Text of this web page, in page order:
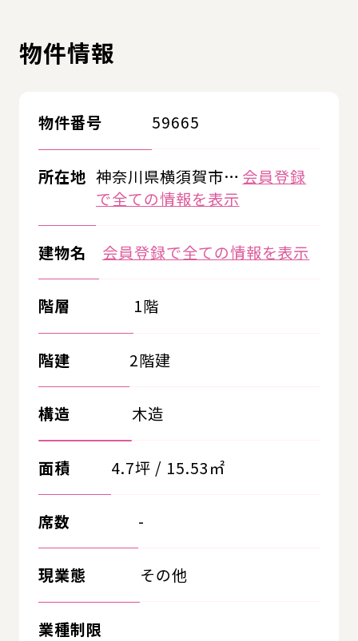
物件情報
物件番号 59665
所在地 神奈川県横須賀市… 会員登録
で全ての情報を表示
建物名 会員登録で全ての情報を表示
階層 1階
階建 2階建
構造 木造
面積 4.7坪 / 15.53㎡
席数 -
現業態 その他
業種制限